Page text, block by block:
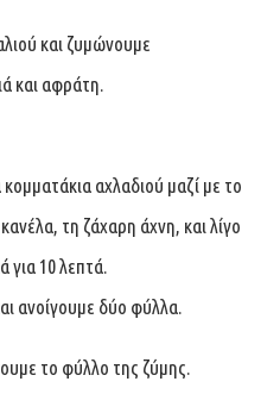
και ζυμώνουμε
και αφράτη.
αχλαδιού μαζί με το
τη ζάχαρη άχνη, και λίγο
για 10 λεπτά.
ανοίγουμε δύο φύλλα.
το φύλλο της ζύμης.